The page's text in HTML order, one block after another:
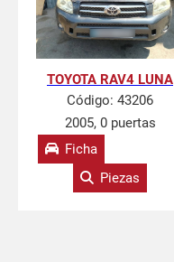
TOYOTA RAV4 LUNA
Código: 43206
2005, 0 puertas
Ficha
Piezas